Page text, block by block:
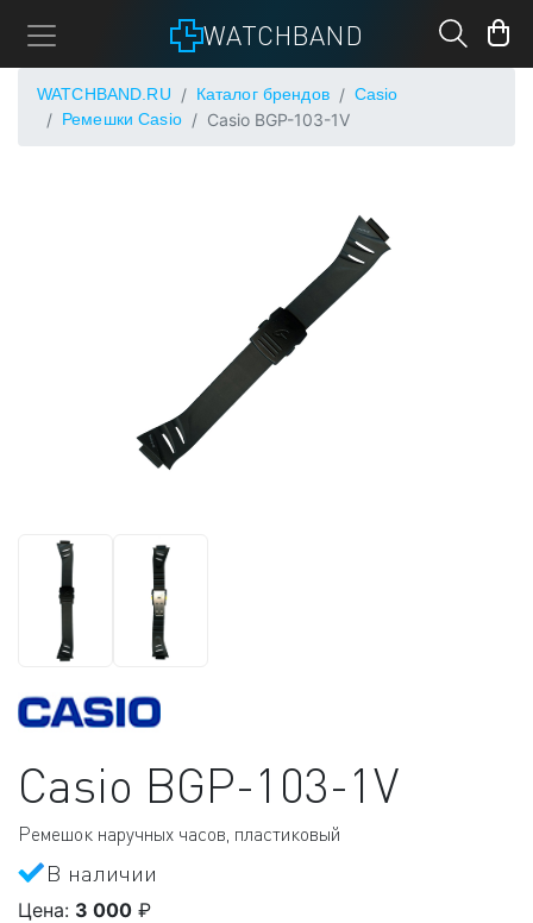
WATCHBAND
WATCHBAND.RU Каталог брендов
Casio
Ремешки Casio
Casio BGP-103-1V
Casio BGP-103-1V
Ремешок наручных часов, пластиковый
В наличии
Цена: 3 000 ₽